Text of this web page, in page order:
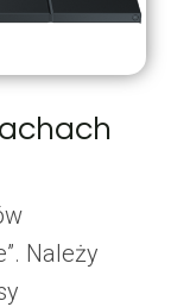
Należy